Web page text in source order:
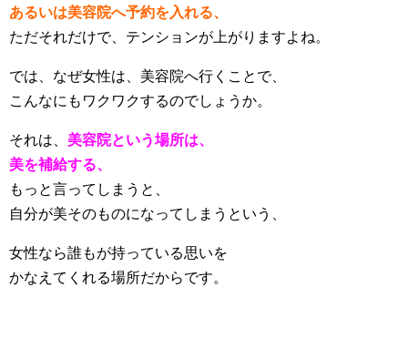
あるいは美容院へ予約を入れる、
ただそれだけで、テンションが上がりますよね。
では、なぜ女性は、美容院へ行くことで、
こんなにもワクワクするのでしょうか。
それは、 美容院という場所は、
美を補給する、
もっと言ってしまうと、
自分が美そのものになってしまうという、
女性なら誰もが持っている思いを
かなえてくれる場所だからです。